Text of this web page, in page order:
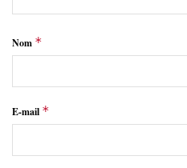
Nom *
E-mail *